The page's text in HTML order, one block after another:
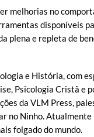
melhorias no
disponíveis
plena e repleta de
e História, com
Psicologia Cristã e
da VLM Press,
no Ninho. Atualmente
folgado do mundo.